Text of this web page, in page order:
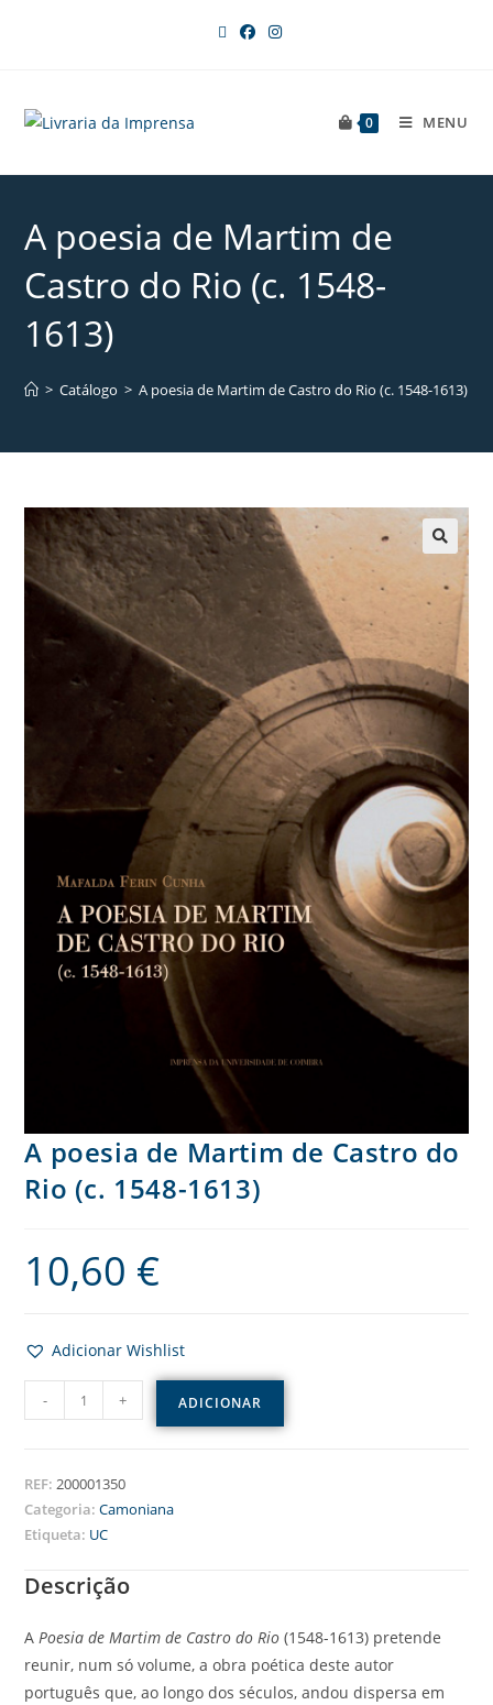
0 MENU
A poesia de Martim de
Castro do Rio (c. 1548-
1613)
> Catálogo > A poesia de Martim de Castro do Rio (c. 1548-1613)
A poesia de Martim de Castro do
Rio (c. 1548-1613)
10,60 €
Adicionar Wishlist
- + ADICIONAR
REF:200001350
Categoria:Camoniana
Etiqueta: UC
Descrição
APoesia de Martim de Castro do Rio (1548-1613) pretende
reunir, num só volume, a obra poética deste autor
português que, ao longo dos séculos, andou dispersa em